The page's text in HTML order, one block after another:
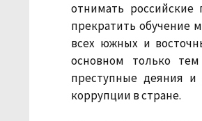
отнимать
прекратить обучение
всех южных и
основном только
преступные деяния и
коррупции в стране.